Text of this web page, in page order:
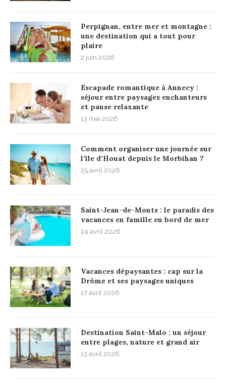
Perpignan, entre mer et montagne :
une destination qui a tout pour
plaire
2 juin 2026
Escapade romantique à Annecy :
séjour entre paysages enchanteurs
et pause relaxante
13 mai 2026
Comment organiser une journée sur
l’île d’Houat depuis le Morbihan ?
25 avril 2026
Saint-Jean-de-Monts : le paradis des
vacances en famille en bord de mer
24 avril 2026
Vacances dépaysantes : cap sur la
Drôme et ses paysages uniques
17 avril 2026
Destination Saint-Malo : un séjour
entre plages, nature et grand air
13 avril 2026